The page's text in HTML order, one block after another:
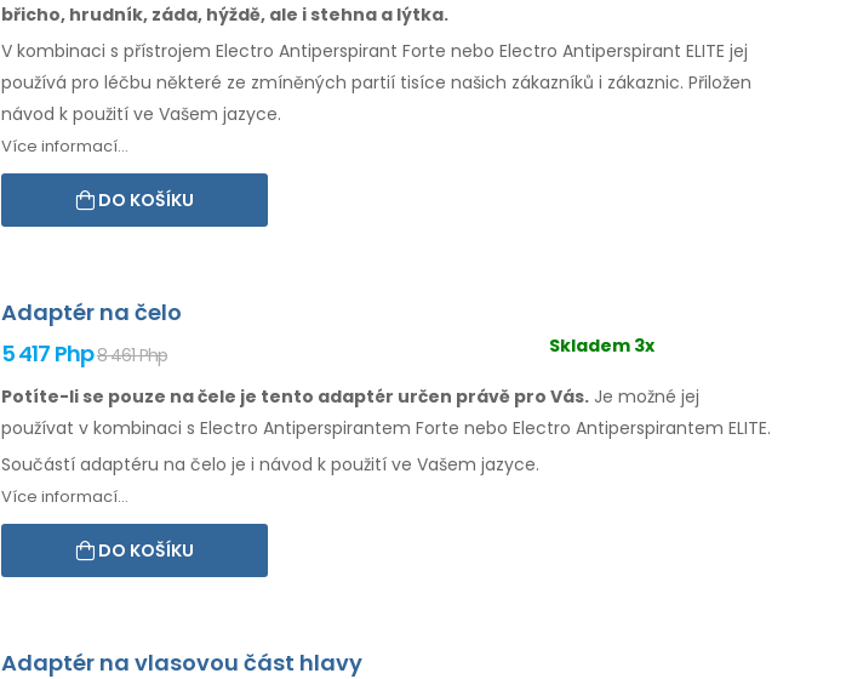
břicho, hrudník, záda, hýždě, ale i stehna a lýtka.
V kombinaci s přístrojem Electro Antiperspirant Forte nebo Electro Antiperspirant ELITE jej
používá pro léčbu některé ze zmíněných partií tisíce našich zákazníků i zákaznic. Přiložen
návod k použití ve Vašem jazyce.
Více informací...
DO KOŠÍKU
Adaptér na čelo
5 417 Php8 461 Php Skladem 3x
Potíte-li se pouze na čele je tento adaptér určen právě pro Vás. Je možné jej
používat v kombinaci s Electro Antiperspirantem Forte nebo Electro Antiperspirantem ELITE.
Součástí adaptéru na čelo je i návod k použití ve Vašem jazyce.
Více informací...
DO KOŠÍKU
Adaptér na vlasovou část hlavy